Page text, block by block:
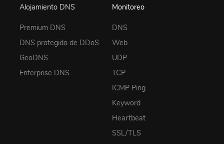
Alojamiento DNS
Premium DNS
DNS protegido de DDoS
GeoDNS
Enterprise DNS
Monitoreo
DNS
Web
UDP
TCP
ICMP Ping
Keyword
Heartbeat
SSL/TLS